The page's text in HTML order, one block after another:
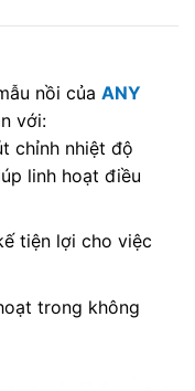
nồi của ANY
với:
chỉnh nhiệt độ
linh hoạt điều
tiện lợi cho việc
trong không